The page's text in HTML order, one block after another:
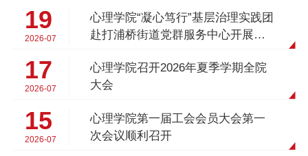
19
2026-07
心理学院“凝心笃行”基层治理实践团
赴打浦桥街道党群服务中心开展暑
17
2026-07
心理学院召开2026年夏季学期全院
大会
15
2026-07
心理学院第一届工会会员大会第一
次会议顺利召开